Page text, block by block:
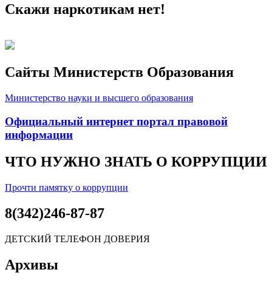
Скажи наркотикам нет!
Сайты Министерств Образования
Министерство науки и высшего образования
Официальный интернет портал правовой
информации
ЧТО НУЖНО ЗНАТЬ О КОРРУПЦИИ
Прочти памятку о коррупции
8(342)246-87-87
ДЕТСКИЙ ТЕЛЕФОН ДОВЕРИЯ
Архивы